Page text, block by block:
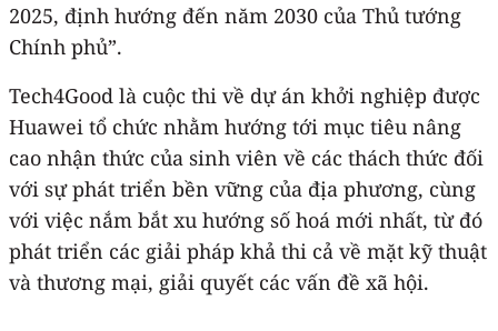
2025, định hướng đến năm 2030 của Thủ tướng
Chính phủ”.
Tech4Good là cuộc thi về dự án khởi nghiệp được
Huawei tổ chức nhằm hướng tới mục tiêu nâng
cao nhận thức của sinh viên về các thách thức đối
với sự phát triển bền vững của địa phương, cùng
với việc nắm bắt xu hướng số hoá mới nhất, từ đó
phát triển các giải pháp khả thi cả về mặt kỹ thuật
và thương mại, giải quyết các vấn đề xã hội.